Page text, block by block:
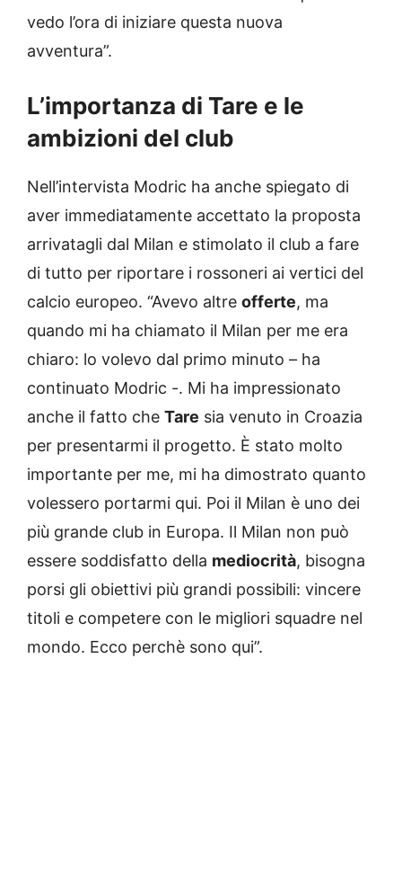
vedo l’ora di iniziare questa nuova
avventura”.
L’importanza di Tare e le
ambizioni del club
Nell’intervista Modric ha anche spiegato di
aver immediatamente accettato la proposta
arrivatagli dal Milan e stimolato il club a fare
di tutto per riportare i rossoneri ai vertici del
calcio europeo. “Avevo altre offerte, ma
quando mi ha chiamato il Milan per me era
chiaro: lo volevo dal primo minuto – ha
continuato Modric -. Mi ha impressionato
anche il fatto che Tare sia venuto in Croazia
per presentarmi il progetto. È stato molto
importante per me, mi ha dimostrato quanto
volessero portarmi qui. Poi il Milan è uno dei
più grande club in Europa. Il Milan non può
essere soddisfatto della mediocrità, bisogna
porsi gli obiettivi più grandi possibili: vincere
titoli e competere con le migliori squadre nel
mondo. Ecco perchè sono qui”.